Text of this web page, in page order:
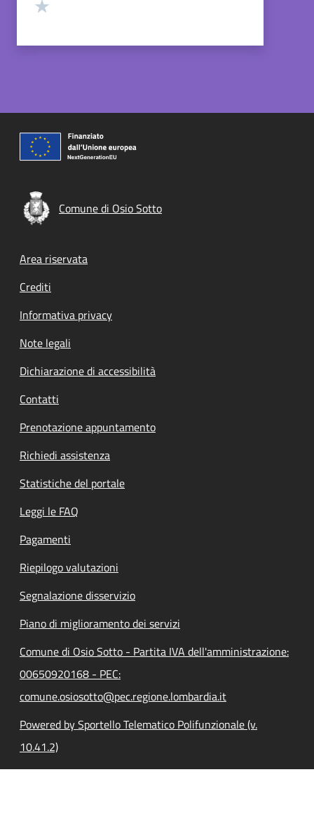
Comune di Osio Sotto
Footer menu
Area riservata
Crediti
Informativa privacy
Note legali
Dichiarazione di accessibilità
Contatti
Prenotazione appuntamento
Richiedi assistenza
Statistiche del portale
Leggi le FAQ
Pagamenti
Riepilogo valutazioni
Segnalazione disservizio
Piano di miglioramento dei servizi
Comune di Osio Sotto - Partita IVA dell'amministrazione:
00650920168 - PEC:
comune.osiosotto@pec.regione.lombardia.it
Powered by Sportello Telematico Polifunzionale (v.
10.41.2)